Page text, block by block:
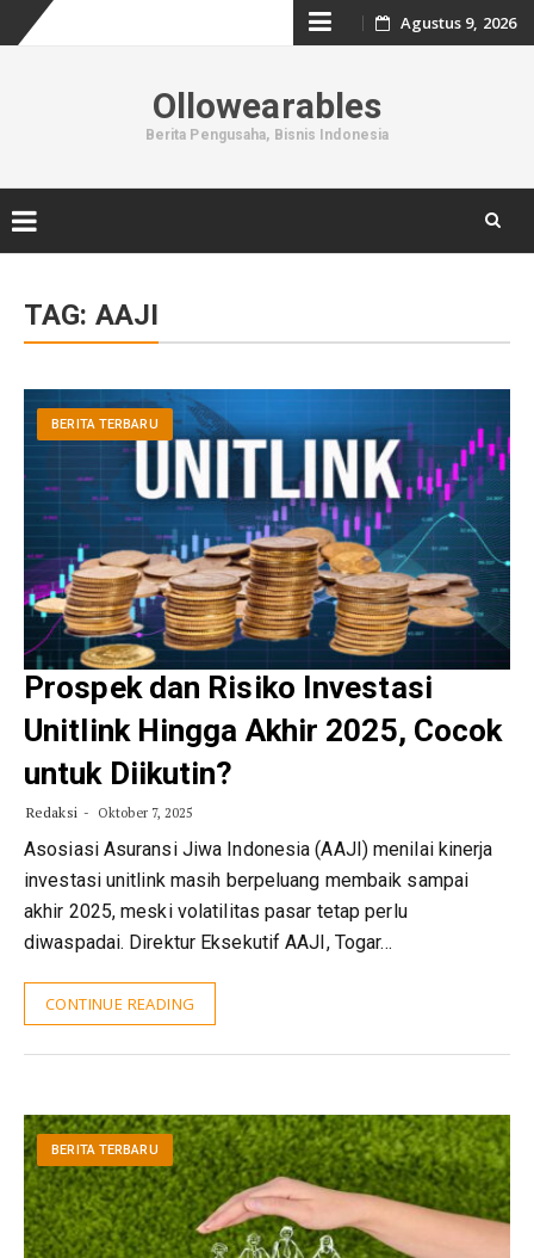
Skip
content
Agustus 9, 2026
Ollowearables
Berita Pengusaha, Bisnis Indonesia
content
TAG: AAJI
BERITA TERBARU
Prospek dan Risiko Investasi
Unitlink Hingga Akhir 2025, Cocok
untuk Diikutin?
Redaksi Oktober 7, 2025
Asosiasi Asuransi Jiwa Indonesia (AAJI) menilai kinerja
investasi unitlink masih berpeluang membaik sampai
akhir 2025, meski volatilitas pasar tetap perlu
diwaspadai. Direktur Eksekutif AAJI, Togar…
CONTINUE READING
BERITA TERBARU